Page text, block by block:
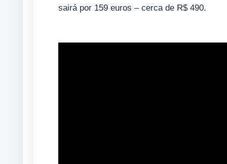
sairá por 159 euros – cerca de R$ 490.